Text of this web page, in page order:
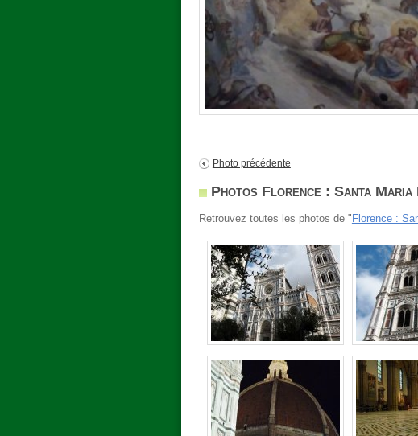
Photo précédente
Photos Florence : Santa Maria
Retrouvez toutes les photos de "Florence :